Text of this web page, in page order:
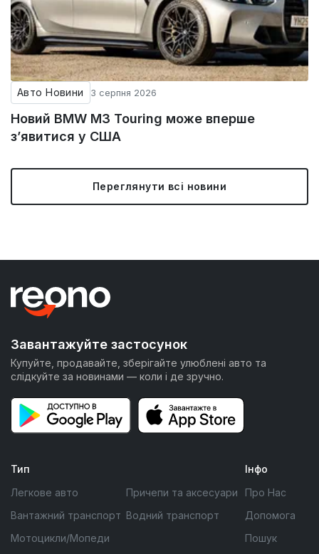
Авто Новини 3 серпня 2026
Новий BMW M3 Touring може вперше
з’явитися у США
Переглянути всі новини
Завантажуйте застосунок
Купуйте, продавайте, зберігайте улюблені авто та
слідкуйте за новинами — коли і де зручно.
Тип
Легкове авто
Вантажний транспорт
Мотоцикли/Мопеди
Причепи та аксесуари
Водний транспорт
Інфо
Про Нас
Допомога
Пошук